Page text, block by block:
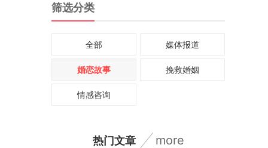
筛选分类
全部 媒体报道
婚恋故事 挽救婚姻
情感咨询
热门文章 more